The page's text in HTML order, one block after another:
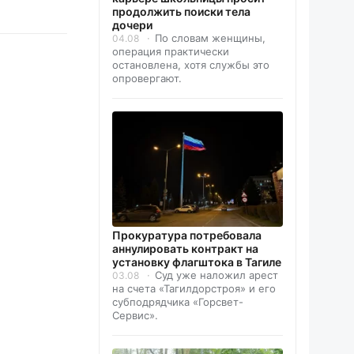
продолжить поиски тела
дочери
04.08
По словам женщины,
операция практически
остановлена, хотя службы это
опровергают.
Прокуратура потребовала
аннулировать контракт на
установку флагштока в Тагиле
03.08
Суд уже наложил арест
на счета «Тагилдорстроя» и его
субподрядчика «Горсвет-
Сервис».